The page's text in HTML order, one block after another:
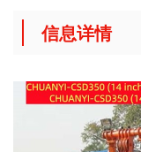
信息详情